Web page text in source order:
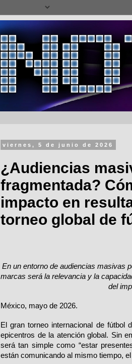
viernes, 5 de junio de 2026
¿Audiencias
fragmentada?
impacto en
torneo global de
En un entorno de audiencias masivas
marcas será la relevancia y la
del
México, mayo de 2026.
El gran torneo internacional de fútbol
epicentros de la atención global. Sin
será tan simple como “estar
están comunicando al mismo tiempo,